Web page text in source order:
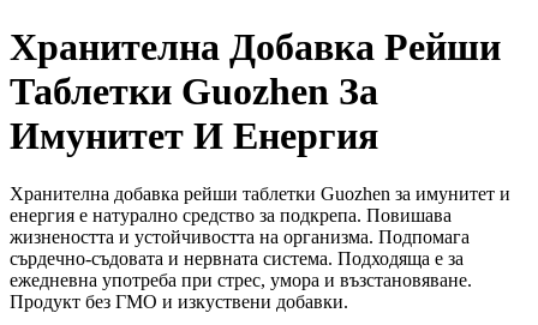
Хранителна Добавка Рейши
Таблетки Guozhen За
Имунитет И Енергия
Хранителна добавка рейши таблетки Guozhen за имунитет и
енергия е натурално средство за подкрепа. Повишава
жизнеността и устойчивостта на организма. Подпомага
сърдечно-съдовата и нервната система. Подходяща е за
ежедневна употреба при стрес, умора и възстановяване.
Продукт без ГМО и изкуствени добавки.